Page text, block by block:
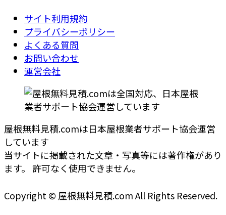
サイト利用規約
プライバシーポリシー
よくある質問
お問い合わせ
運営会社
屋根無料見積.comは日本屋根業者サポート協会運営
しています
当サイトに掲載された文章・写真等には著作権があり
ます。 許可なく使用できません。
Copyright © 屋根無料見積.com All Rights Reserved.